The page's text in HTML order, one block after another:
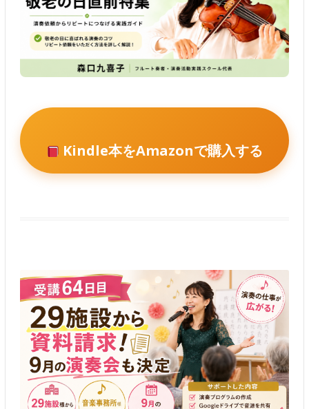
Kindle本をAmazonで購入する